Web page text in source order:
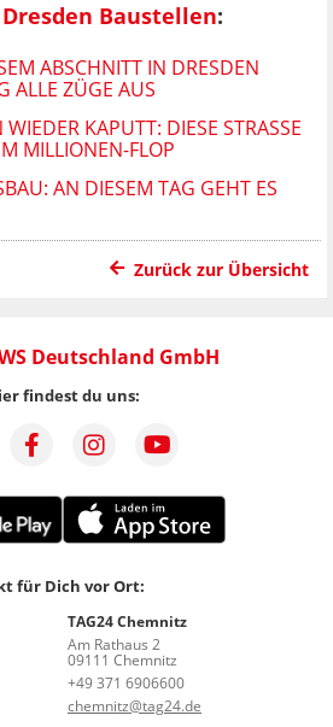
Dresden Baustellen:
ABSCHNITT IN DRESDEN
ALLE ZÜGE AUS
KAPUTT: DIESE STRASSE I
MILLIONEN-FLOP
AN DIESEM TAG GEHT ES
Zurück zur Übersicht
Deutschland GmbH
findest du uns:
für Dich vor Ort:
TAG24 Chemnitz
Am Rathaus 2
09111 Chemnitz
+49 371 6906600
chemnitz@tag24.de